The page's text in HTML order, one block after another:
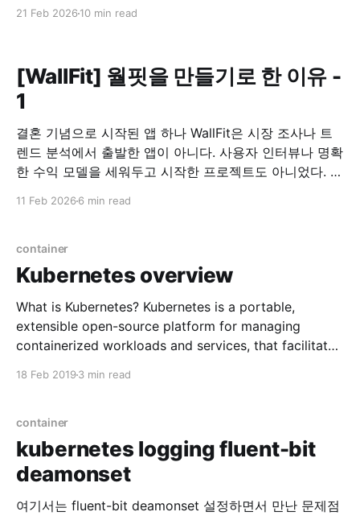
21 Feb 2026 10 min read
[WallFit] 월핏을 만들기로 한 이유 -
1
결혼 기념으로 시작된 앱 하나 WallFit은 시장 조사나 트
렌드 분석에서 출발한 앱이 아니다. 사용자 인터뷰나 명확
한 수익 모델을 세워두고 시작한 프로젝트도 아니었다. 시
화면에 배치해
11 Feb 2026 6 min read
container
Kubernetes overview
What is Kubernetes? Kubernetes is a portable,
extensible open-source platform for managing
containerized workloads and services, that facilitates
container) * Horizontal scaling * Automated rollouts
and rollbacks * Self-healing * Service discovery and
load balancing * Secret and configuration
management Ref:
18 Feb 2019 3 min read
container
kubernetes logging fluent-bit
deamonset
여기서는 fluent-bit deamonset 설정하면서 만난 문제점